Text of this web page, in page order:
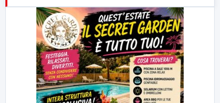
LabNews (replica)